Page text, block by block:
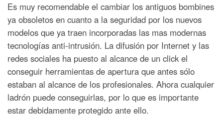
Es muy recomendable el cambiar los antiguos bombines
ya obsoletos en cuanto a la seguridad por los nuevos
modelos que ya traen incorporadas las mas modernas
tecnologías anti-intrusión. La difusión por Internet y las
redes sociales ha puesto al alcance de un click el
conseguir herramientas de apertura que antes sólo
estaban al alcance de los profesionales. Ahora cualquier
ladrón puede conseguirlas, por lo que es importante
estar debidamente protegido ante ello.